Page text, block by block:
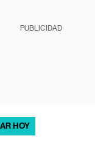
PUBLICIDAD
HOY